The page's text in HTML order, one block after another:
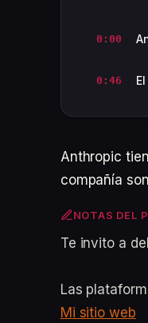
0:00
0:46
Anthropic
compañía
NOTAS DEL
Te invito a
Las
Mi sitio web